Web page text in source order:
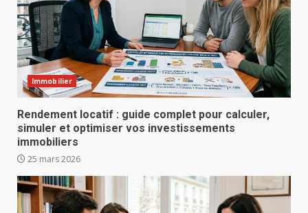
Immobilier
Rendement locatif : guide complet pour calculer,
simuler et optimiser vos investissements
immobiliers
25 mars 2026